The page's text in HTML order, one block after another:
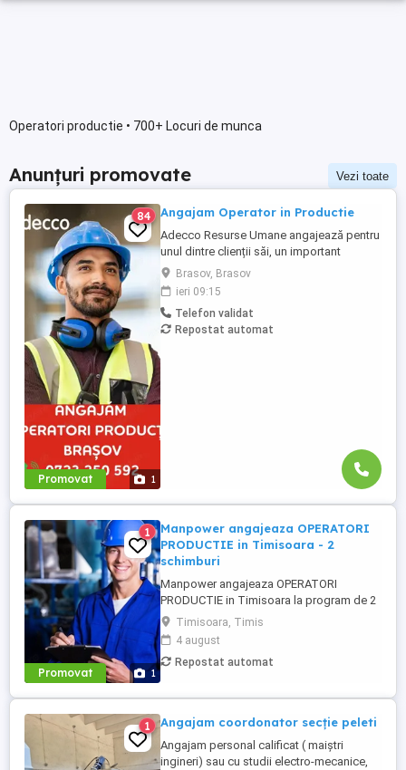
Operatori productie • 700+ Locuri de munca
Anunțuri promovate Vezi toate
Promovat 1
84 Angajam Operator in Productie
Adecco Resurse Umane angajează pentru
unul dintre clienții săi, un important
producător de piese auto din județul
Brașov, operator în producție.
Responsabilitati: Monitorizarea liniei de
producție; Operarea echipamentelor;
Verificarea calității produselor;
Brasov, Brasov
ieri 09:15
Telefon validat
Repostat automat
Promovat 1
1
Manpower angajeaza OPERATORI
PRODUCTIE in Timisoara - 2
schimburi
Manpower angajeaza OPERATORI
PRODUCTIE in Timisoara la program de 2
schimburi. BENEFICII: - Salariul porneste
de la 5000 lei brut - in functie de
experienta avuta; - Tichete de masa de 40
de lei; - Bonus de productie; - Prima de
- Tichete cadou de Paste, ...
Timisoara, Timis
4 august
Repostat automat
1 Angajam coordonator secție peleti
Angajam personal calificat ( maiștri
ingineri) sau cu studii electro-mecanice,